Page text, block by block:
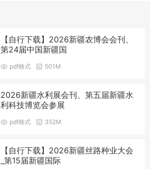
【自行下载】2026新疆农博会会刊、
第24届中国新疆国
pdf格式 501M
2026新疆水利展会刊、第五届新疆水
利科技博览会参展
pdf格式 352M
【自行下载】2026新疆丝路种业大会
_第15届新疆国际